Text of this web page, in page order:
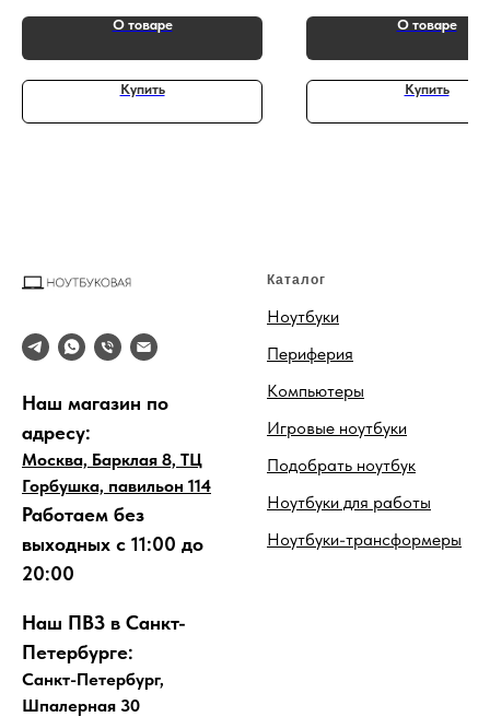
О товаре
Купить
О товаре
Купить
Наш магазин по
адресу:
Москва, Барклая 8, ТЦ
Горбушка, павильон 114
Работаем без
выходных с 11:00 до
20:00
Наш ПВЗ в Санкт-
Петербурге:
Санкт-Петербург,
Шпалерная 30
Каталог
Ноутбуки
Периферия
Компьютеры
Игровые ноутбуки
Подобрать ноутбук
Ноутбуки для работы
Ноутбуки-трансформеры